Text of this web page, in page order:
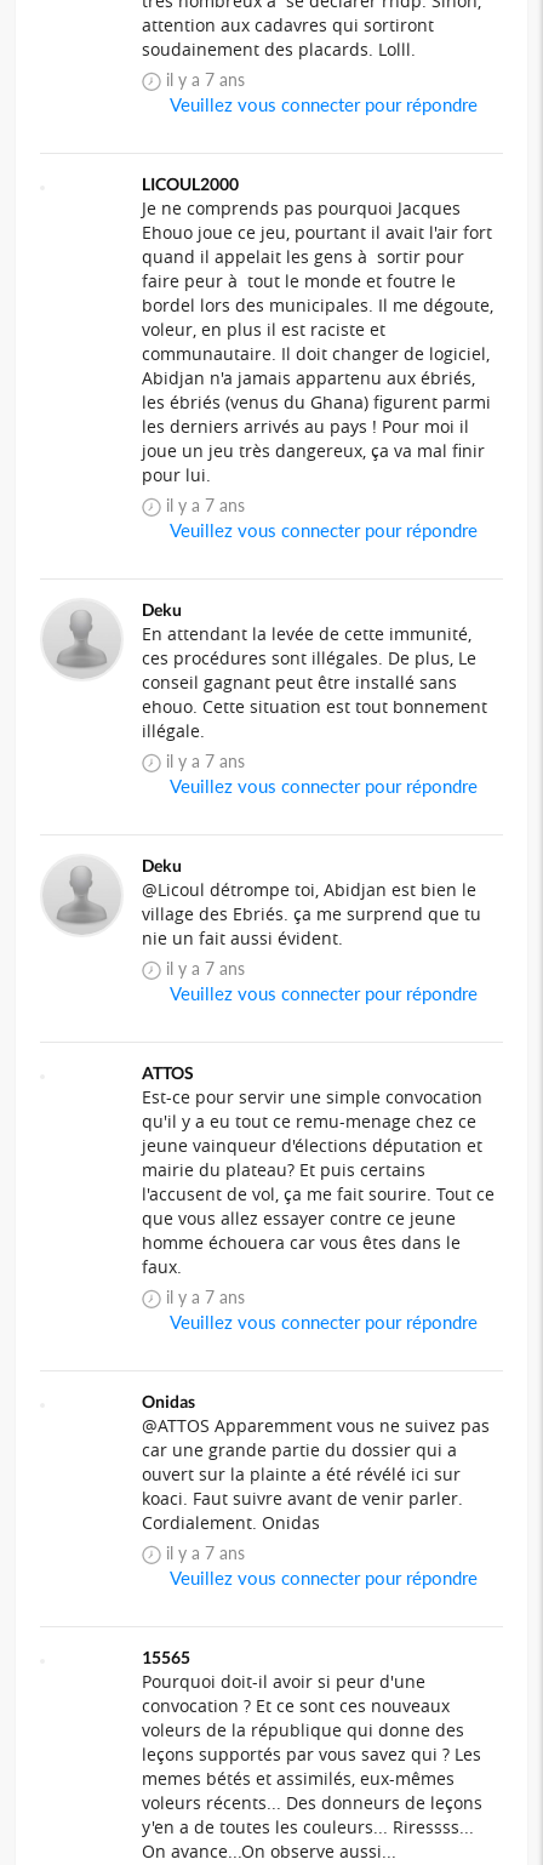
attention aux cadavres qui sortiront
soudainement des placards. Lolll.
il y a 7 ans
Veuillez vous connecter pour répondre
LICOUL2000
Je ne comprends pas pourquoi Jacques
Ehouo joue ce jeu, pourtant il avait l'air fort
quand il appelait les gens à sortir pour
faire peur à tout le monde et foutre le
bordel lors des municipales. Il me dégoute,
voleur, en plus il est raciste et
communautaire. Il doit changer de logiciel,
Abidjan n'a jamais appartenu aux ébriés,
les ébriés (venus du Ghana) figurent parmi
les derniers arrivés au pays ! Pour moi il
joue un jeu très dangereux, ça va mal finir
pour lui.
il y a 7 ans
Veuillez vous connecter pour répondre
Deku
En attendant la levée de cette immunité,
ces procédures sont illégales. De plus, Le
conseil gagnant peut être installé sans
ehouo. Cette situation est tout bonnement
illégale.
il y a 7 ans
Veuillez vous connecter pour répondre
Deku
@Licoul détrompe toi, Abidjan est bien le
village des Ebriés. ça me surprend que tu
nie un fait aussi évident.
il y a 7 ans
Veuillez vous connecter pour répondre
ATTOS
Est-ce pour servir une simple convocation
qu'il y a eu tout ce remu-menage chez ce
jeune vainqueur d'élections députation et
mairie du plateau? Et puis certains
l'accusent de vol, ça me fait sourire. Tout ce
que vous allez essayer contre ce jeune
homme échouera car vous êtes dans le
faux.
il y a 7 ans
Veuillez vous connecter pour répondre
Onidas
@ATTOS Apparemment vous ne suivez pas
car une grande partie du dossier qui a
ouvert sur la plainte a été révélé ici sur
koaci. Faut suivre avant de venir parler.
Cordialement. Onidas
il y a 7 ans
Veuillez vous connecter pour répondre
15565
Pourquoi doit-il avoir si peur d'une
convocation ? Et ce sont ces nouveaux
voleurs de la république qui donne des
leçons supportés par vous savez qui ? Les
memes bétés et assimilés, eux-mêmes
voleurs récents... Des donneurs de leçons
y'en a de toutes les couleurs... Riressss...
On avance...On observe aussi...